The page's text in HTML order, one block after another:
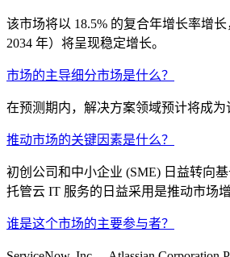
该市场将以 18.5% 的复合年增长率增
2034 年）将呈现稳定增长。
市场的主导细分市场是什么？
在预测期内，解决方案领域预计将成为
推动市场的关键因素是什么？
初创公司和中小企业 (SME) 日益转向
托管云 IT 服务的日益采用是推动市场
谁是这个市场的主要参与者？